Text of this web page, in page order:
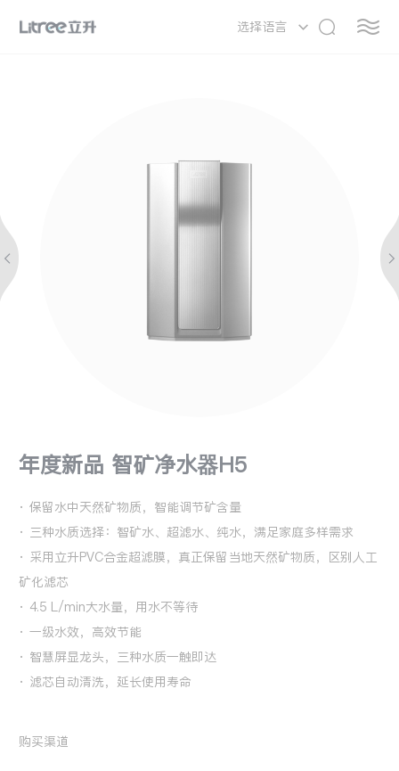

选择语言 
 
年度新品 智矿净水器H5
· 保留水中天然矿物质，智能调节矿含量
· 三种水质选择：智矿水、超滤水、纯水，满足家庭多样需求
· 采用立升PVC合金超滤膜，真正保留当地天然矿物质，区别人工
矿化滤芯
· 4.5 L/min大水量，用水不等待
· 一级水效，高效节能
· 智慧屏显龙头，三种水质一触即达
· 滤芯自动清洗，延长使用寿命
购买渠道